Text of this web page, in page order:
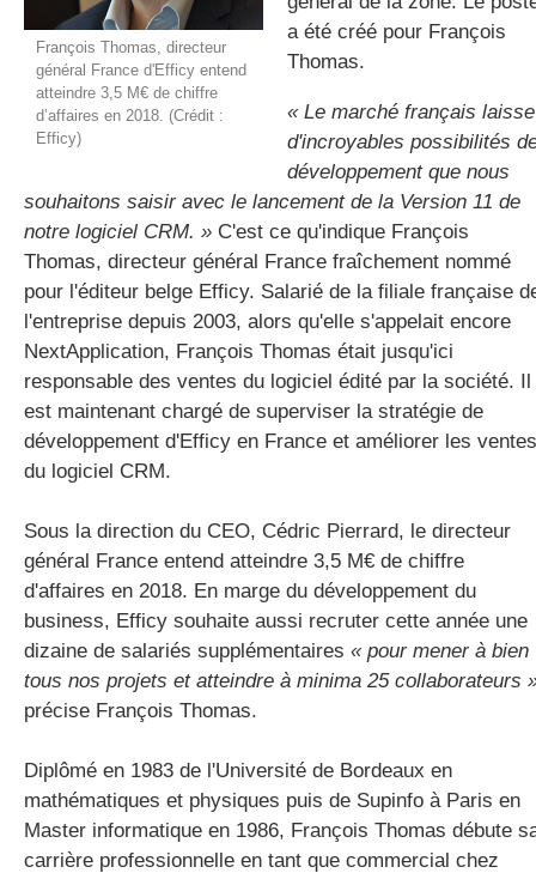
François Thomas, directeur
général France d'Efficy entend
atteindre 3,5 M€ de chiffre
d’affaires en 2018. (Crédit :
Efficy)
a été créé pour François
Thomas.
« Le marché français laisse
d'incroyables possibilités
développement que nous
souhaitons saisir avec le lancement de la Version 11 de
notre logiciel CRM. » C'est ce qu'indique François
Thomas, directeur général France fraîchement nommé
pour l'éditeur belge Efficy. Salarié de la filiale française
l'entreprise depuis 2003, alors qu'elle s'appelait encore
NextApplication, François Thomas était jusqu'ici
responsable des ventes du logiciel édité par la société. Il
est maintenant chargé de superviser la stratégie de
développement d'Efficy en France et améliorer les ventes
du logiciel CRM.
Sous la direction du CEO, Cédric Pierrard, le directeur
général France entend atteindre 3,5 M€ de chiffre
d'affaires en 2018. En marge du développement du
business, Efficy souhaite aussi recruter cette année une
dizaine de salariés supplémentaires « pour mener à bien
tous nos projets et atteindre à minima 25 collaborateurs
précise François Thomas.
Diplômé en 1983 de l'Université de Bordeaux en
mathématiques et physiques puis de Supinfo à Paris en
Master informatique en 1986, François Thomas débute
carrière professionnelle en tant que commercial chez